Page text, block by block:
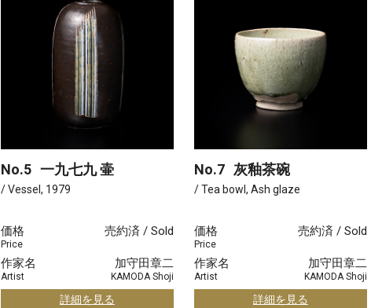
No.5 一九七九 壷
/ Vessel, 1979
価格
Price
売約済 / Sold
作家名
Artist
加守田章二
KAMODA Shoji
詳細を見る
No.7 灰釉茶碗
/ Tea bowl, Ash glaze
価格
Price
売約済 / Sold
作家名
Artist
加守田章二
KAMODA Shoji
詳細を見る